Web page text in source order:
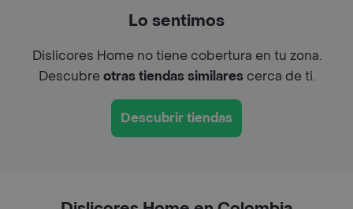
Lo sentimos
Dislicores Home no tiene cobertura en tu zona.
Descubreotras tiendas similarescerca de ti.
Descubrir tiendas